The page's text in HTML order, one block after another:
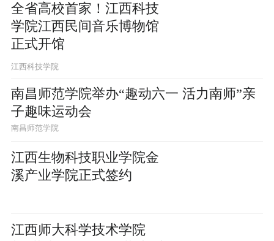
全省高校首家！江西科技
学院江西民间音乐博物馆
正式开馆
江西科技学院
南昌师范学院举办“趣动六一 活力南师”亲
子趣味运动会
南昌师范学院
江西生物科技职业学院金
溪产业学院正式签约
江西师大科学技术学院